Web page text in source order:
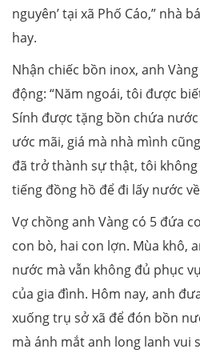
nguyên’ tại xã Phố Cáo,” nhà
hay.
Nhận chiếc bồn inox, anh
động: “Năm ngoái, tôi được
Sính được tặng bồn chứa
ước mãi, giá mà nhà mình
đã trở thành sự thật, tôi
tiếng đồng hồ để đi lấy nước
Vợ chồng anh Vàng có 5 đứa
con bò, hai con lợn. Mùa khô,
nước mà vẫn không đủ phục
của gia đình. Hôm nay, anh
xuống trụ sở xã để đón bồn
mà ánh mắt anh long lanh vui